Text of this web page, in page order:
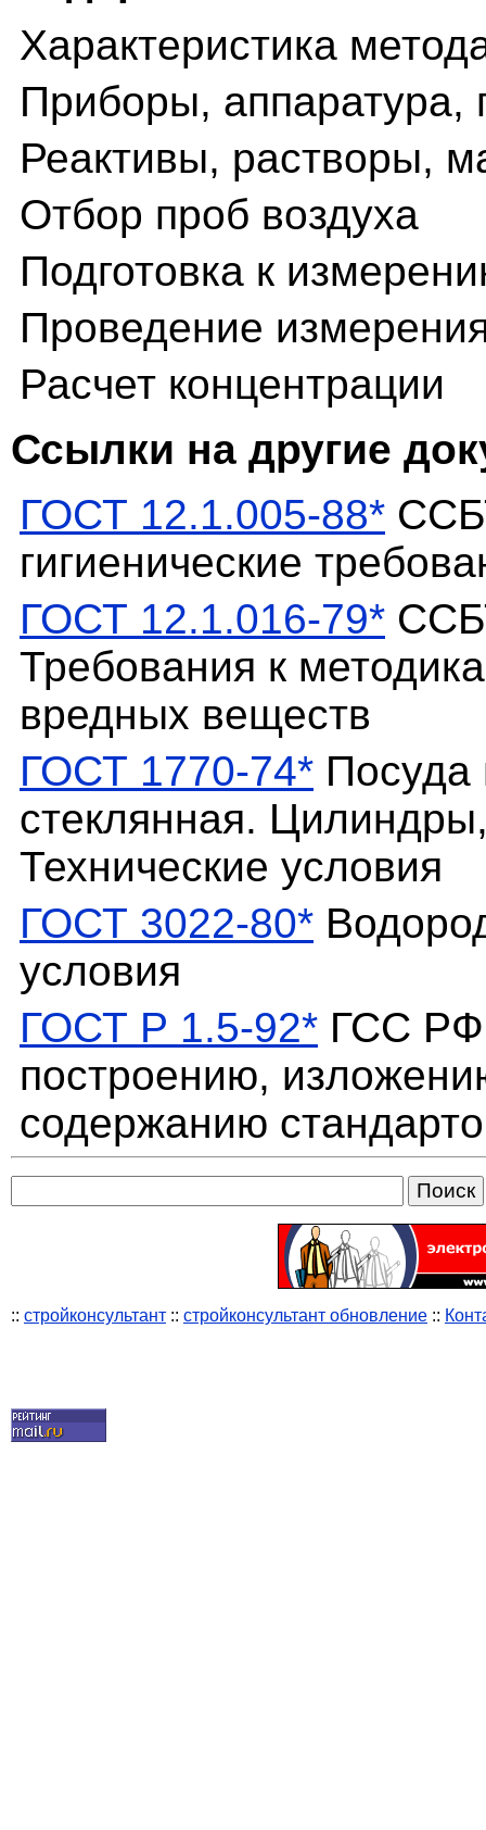
Характеристика
Приборы, аппаратура,
Реактивы, растворы,
Отбор проб воздуха
Подготовка к
Проведение
Расчет концентрации
Ссылки на другие
ГОСТ 12.1.005-88*
гигиенические
ГОСТ 12.1.016-79*
Требования к
вредных веществ
ГОСТ 1770-74* Посуда
стеклянная.
Технические условия
ГОСТ 3022-80*
условия
ГОСТ Р 1.5-92* ГСС
построению,
содержанию
:: стройконсультант :: стройконсультант обновление ::